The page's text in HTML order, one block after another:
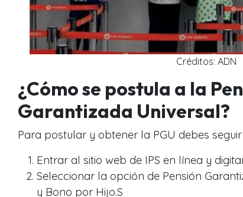
Créditos: ADN
¿Cómo se postula a la
Garantizada Universal?
Para postular y obtener la PGU debes
Entrar al sitio web de IPS en línea y
Seleccionar la opción de Pensión
y Bono por Hijo.S